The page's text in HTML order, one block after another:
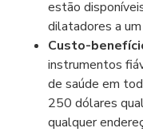
estão
dilatadores a
Custo-
instrumentos
de saúde em
250 dólares
qualquer